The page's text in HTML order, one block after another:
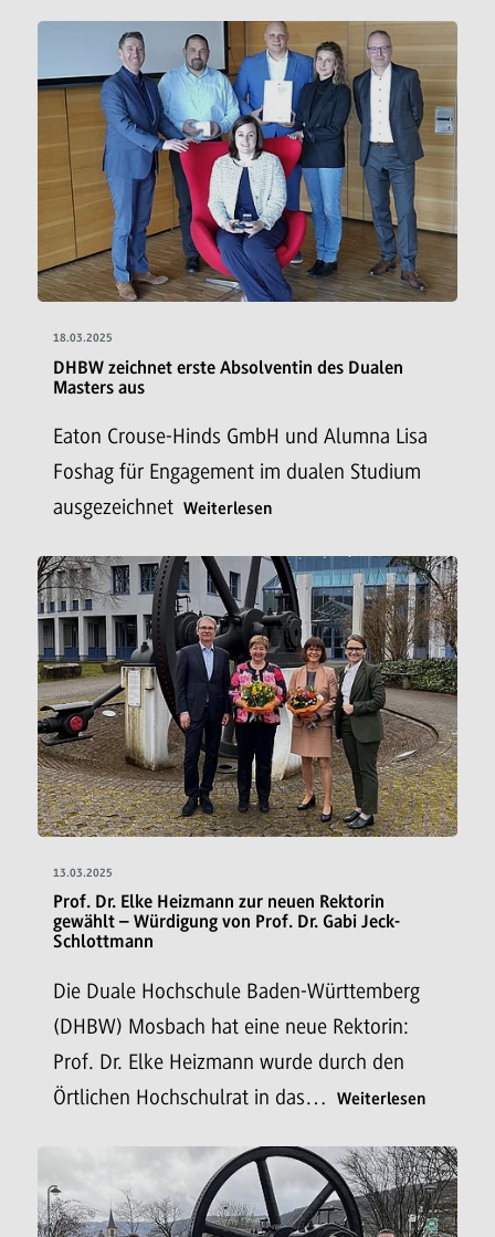
18.03.2025
DHBW zeichnet erste Absolventin des Dualen
Masters aus
Eaton Crouse-Hinds GmbH und Alumna Lisa
Foshag für Engagement im dualen Studium
ausgezeichnet Weiterlesen
13.03.2025
Prof. Dr. Elke Heizmann zur neuen Rektorin
gewählt – Würdigung von Prof. Dr. Gabi Jeck-
Schlottmann
Die Duale Hochschule Baden-Württemberg
(DHBW) Mosbach hat eine neue Rektorin:
Prof. Dr. Elke Heizmann wurde durch den
Örtlichen Hochschulrat in das…
Weiterlesen